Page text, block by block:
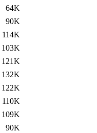
64K
90K
114K
103K
121K
132K
122K
110K
109K
90K